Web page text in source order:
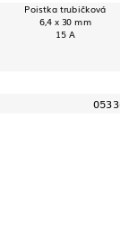
Poistka trubičková
6,4 x 30 mm
15 A